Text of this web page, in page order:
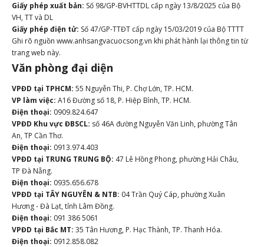
Giấy phép xuất bản: Số 98/GP-BVHTTDL cấp ngày 13/8/2025 của Bộ
VH, TT và DL
Giấy phép điện tử: Số 47/GP-TTĐT cấp ngày 15/03/2019 của Bộ TTTT
Ghi rõ nguồn www.anhsangvacuocsong.vn khi phát hành lại thông tin từ
trang web này.
Văn phòng đại diện
VPĐD tại TPHCM: 55 Nguyễn Thi, P. Chợ Lớn, TP. HCM.
VP làm việc: A16 Đường số 18, P. Hiệp Bình, TP. HCM.
Điện thoại: 0909.824.647
VPĐD Khu vực ĐBSCL: số 46A đường Nguyễn Văn Linh, phường Tân
An, TP Cần Thơ.
Điện thoại: 0913.974.403
VPĐD tại TRUNG TRUNG BỘ: 47 Lê Hồng Phong, phường Hải Châu,
TP Đà Nẵng.
Điện thoại: 0935.656.678
VPĐD tại TÂY NGUYÊN & NTB: 04 Trần Quý Cáp, phường Xuân
Hương - Đà Lạt, tỉnh Lâm Đồng.
Điện thoại: 091 386 5061
VPĐD tại Bắc MT: 35 Tân Hương, P. Hạc Thành, TP. Thanh Hóa.
Điện thoại: 0912.858.082